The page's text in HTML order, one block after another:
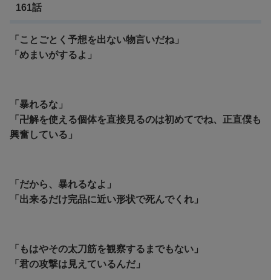
161話
「ことごとく予想を出ない物言いだね」
「めまいがするよ」
「暴れるな」
「卍解を使える個体を直接見るのは初めてでね、正直僕も
興奮している」
「だから、暴れるなよ」
「出来るだけ完品に近い形状で死んでくれ」
「もはやその太刀筋を観察するまでもない」
「君の攻撃は見えているんだ」